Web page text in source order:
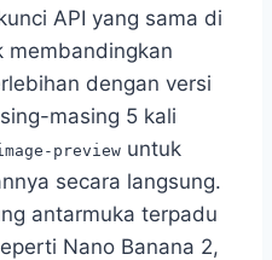
API yang sama di
membandingkan
dengan versi
masing 5 kali
preview untuk
secara langsung.
antarmuka terpadu
Nano Banana 2,